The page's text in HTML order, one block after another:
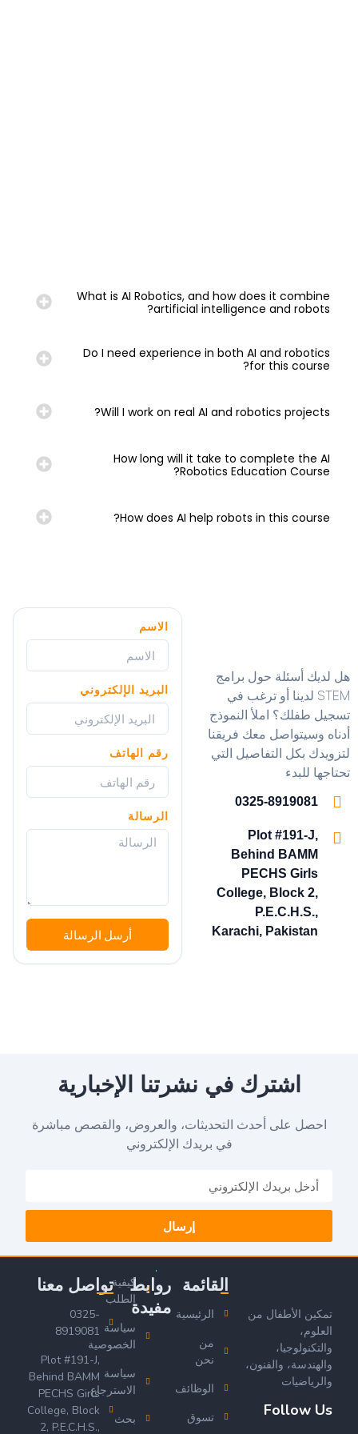
What is AI Robotics, and how does it combine
artificial intelligence and robots?
Do I need experience in both AI and robotics
for this course?
Will I work on real AI and robotics projects?
How long will it take to complete the AI
Robotics Education Course?
How does AI help robots in this course?
هل لديك أسئلة حول برامج
STEM لدينا أو ترغب في
تسجيل طفلك؟ املأ النموذج
أدناه وسيتواصل معك فريقنا
لتزويدك بكل التفاصيل التي
تحتاجها للبدء
0325-8919081
Plot #191-J,
Behind BAMM
PECHS Girls
College, Block 2,
P.E.C.H.S.,
Karachi, Pakistan
الاسم
البريد الإلكتروني
رقم الهاتف
الرسالة
أرسل الرسالة
اشترك في نشرتنا الإخبارية
احصل على أحدث التحديثات، والعروض، والقصص مباشرة
في بريدك الإلكتروني
إرسال
تمكين الأطفال من
العلوم،
والتكنولوجيا،
والهندسة، والفنون،
والرياضيات
Follow Us
القائمة
الرئيسية
من
نحن
الوظائف
تسوق
روابط
مفيدة
كيفية
الطلب
سياسة
الخصوصية
سياسة
الاسترجاع
بحث
تواصل معنا
0325-
8919081
Plot #191-J,
Behind BAMM
PECHS Girls
College, Block
2, P.E.C.H.S.,